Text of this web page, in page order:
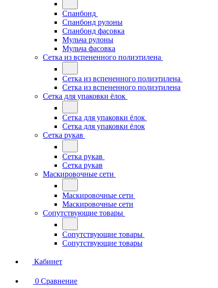
Спанбонд
Спанбонд рулоны
Спанбонд фасовка
Мульча рулоны
Мульча фасовка
Сетка из вспененного полиэтилена
Сетка из вспененного полиэтилена
Сетка из вспененного полиэтилена
Сетка для упаковки ёлок
Сетка для упаковки ёлок
Сетка для упаковки ёлок
Сетка рукав
Сетка рукав
Сетка рукав
Маскировочные сети
Маскировочные сети
Маскировочные сети
Сопутствующие товары
Сопутствующие товары
Сопутствующие товары
Кабинет
0 Сравнение